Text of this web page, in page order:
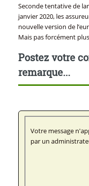
Seconde tentative de
janvier 2020, les
nouvelle version de
Mais pas forcément
Postez votre
remarque...
Votre message
par un